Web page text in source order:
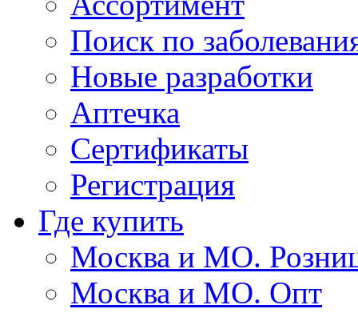
Поиск по
Новые разработки
Аптечка
Сертификаты
Регистрация
Где купить
Москва и МО.
Москва и МО. Опт